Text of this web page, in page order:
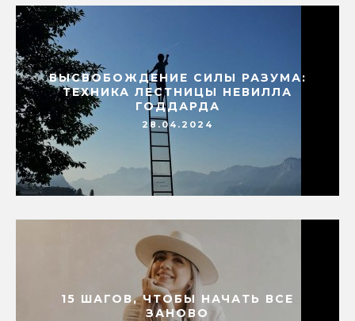
ВЫСВОБОЖДЕНИЕ СИЛЫ РАЗУМА:
ТЕХНИКА ЛЕСТНИЦЫ НЕВИЛЛА
ГОДДАРДА
28.04.2024
15 ШАГОВ, ЧТОБЫ НАЧАТЬ ВСЕ
ЗАНОВО